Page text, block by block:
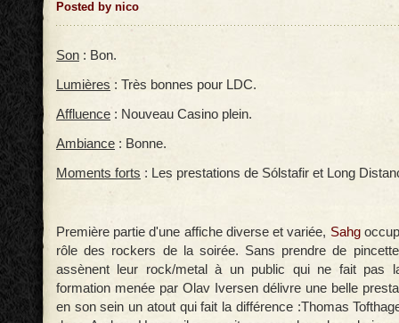
Posted by nico
Son : Bon.
Lumières : Très bonnes pour LDC.
Affluence : Nouveau Casino plein.
Ambiance : Bonne.
Moments forts : Les prestations de Sólstafir et Long
Première partie d'une affiche diverse et variée, Sahg
rôle des rockers de la soirée. Sans prendre de
assènent leur rock/metal à un public qui ne fait pas
formation menée par Olav Iversen délivre une belle
en son sein un atout qui fait la différence :Thomas